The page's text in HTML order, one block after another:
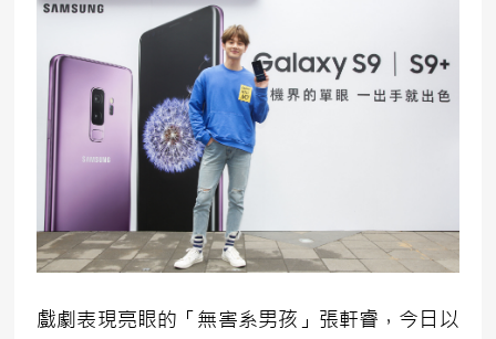
戲劇表現亮眼的「無害系男孩」張軒睿，今日以